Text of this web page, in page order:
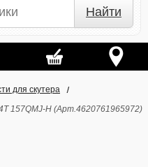
Найти
для скутера
157QMJ-H (Арт.4620761965972)